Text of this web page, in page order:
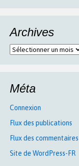
Archives
Archives
Méta
Connexion
Flux des publications
Flux des commentaires
Site de WordPress-FR